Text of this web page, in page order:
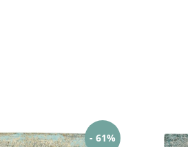
- 61%